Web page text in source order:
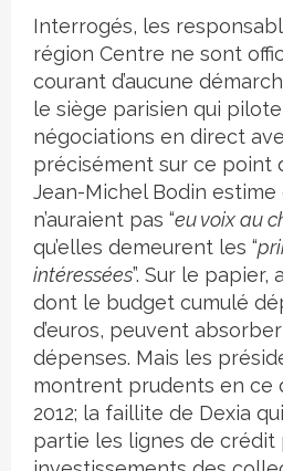
Interrogés, les
région Centre ne sont
courant d’aucune
le siège parisien qui
négociations en direct
précisément sur ce point
Jean-Michel Bodin
n’auraient pas “eu voix au
qu’elles demeurent les “
intéressées”. Sur le papier,
dont le budget cumulé
d’euros, peuvent
dépenses. Mais les
montrent prudents en ce
2012; la faillite de Dexia
partie les lignes de crédit